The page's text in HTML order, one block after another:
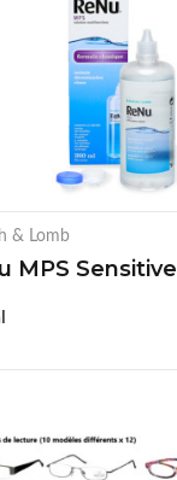
& Lomb
MPS Sensitive